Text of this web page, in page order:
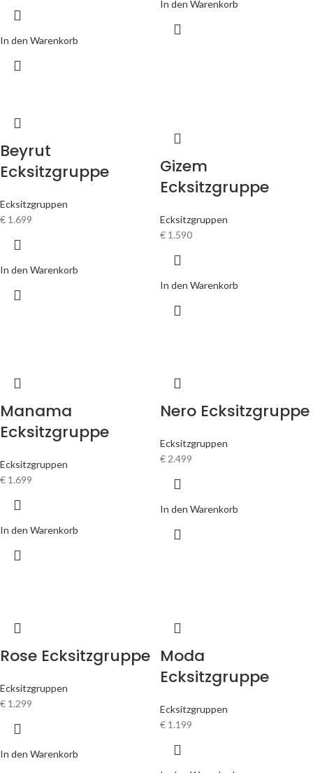
In den Warenkorb
In den Warenkorb
Beyrut
Ecksitzgruppe
Ecksitzgruppen
€ 1.699
In den Warenkorb
Gizem
Ecksitzgruppe
Ecksitzgruppen
€ 1.590
In den Warenkorb
Manama
Ecksitzgruppe
Ecksitzgruppen
€ 1.699
In den Warenkorb
Nero Ecksitzgruppe
Ecksitzgruppen
€2.499
In den Warenkorb
Rose Ecksitzgruppe
Ecksitzgruppen
€ 1.299
In den Warenkorb
Moda
Ecksitzgruppe
Ecksitzgruppen
€ 1.199